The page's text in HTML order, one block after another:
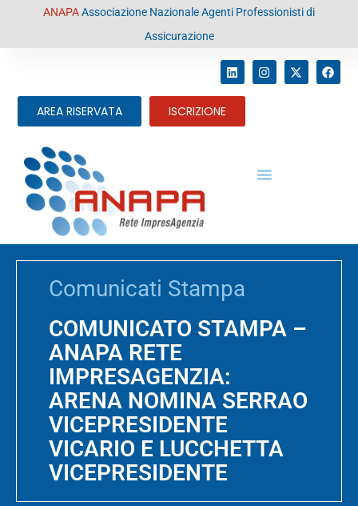
contenutoANAPAAssociazione Nazionale Agenti Professionisti di
Assicurazione
AREA RISERVATA ISCRIZIONE
Comunicati Stampa
COMUNICATO STAMPA –
ANAPA RETE
IMPRESAGENZIA:
ARENA NOMINA SERRAO
VICEPRESIDENTE
VICARIO E LUCCHETTA
VICEPRESIDENTE